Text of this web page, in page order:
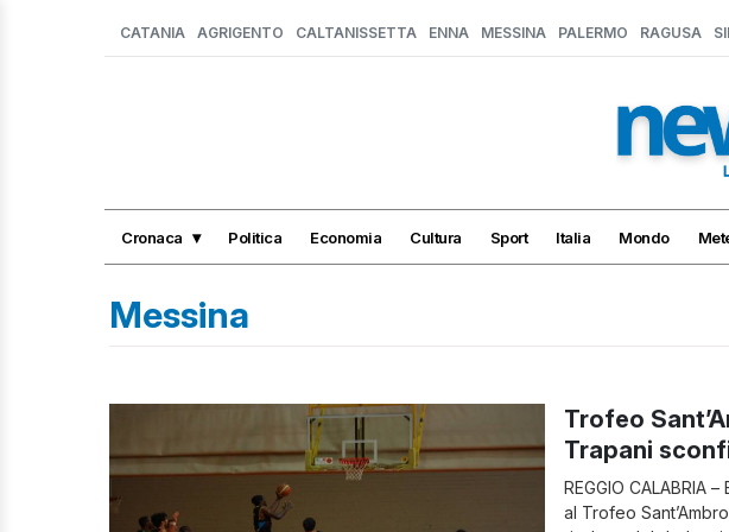
CATANIA AGRIGENTO CALTANISSETTA ENNA MESSINA PALERMO RAGUSA
Cronaca Politica Economia Cultura Sport Italia Mondo
Messina
Trofeo
Trapani
REGGIO CALABRIA
al Trofeo